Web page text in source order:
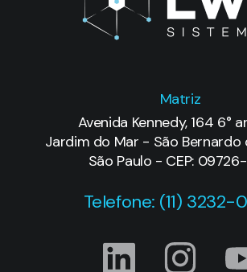
Matriz
Avenida Kennedy, 164 6°
Jardim do Mar - São Bernardo
São Paulo - CEP:
Telefone: (11) 3232-